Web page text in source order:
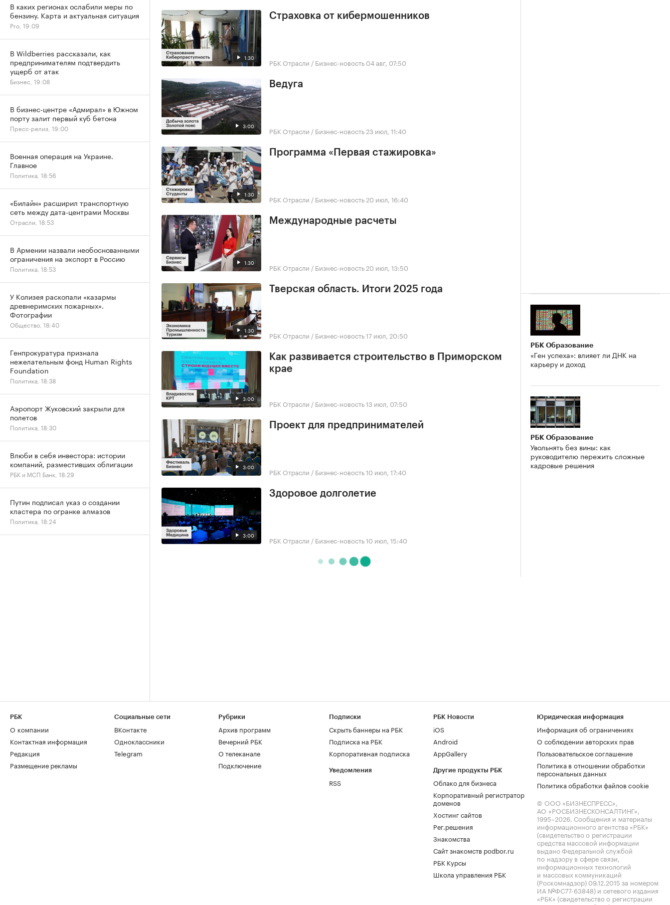
1:30
Страховка от кибермошенников
РБК Отрасли / Бизнес-новость 04 авг, 07:50
3:00
Ведуга
РБК Отрасли / Бизнес-новость 23 июл, 11:40
1:30
Программа «Первая стажировка»
РБК Отрасли / Бизнес-новость 20 июл, 16:40
1:30
Международные расчеты
РБК Отрасли / Бизнес-новость 20 июл, 13:50
1:30
Тверская область. Итоги 2025 года
РБК Отрасли / Бизнес-новость17 июл, 20:50
3:00
Как развивается строительство в Приморском
крае
РБК Отрасли / Бизнес-новость13 июл, 07:50
3:00
Проект для предпринимателей
РБК Отрасли / Бизнес-новость10 июл, 17:40
3:00
Здоровое долголетие
РБК Отрасли / Бизнес-новость10 июл, 15:40
РБК Образование
«Ген успеха»: влияет ли ДНК на
карьеру и доход
РБК Образование
Увольнять без вины: как
руководителю пережить сложные
кадровые решения
В каких регионах ослабили меры по
бензину. Карта и актуальная ситуация
Pro, 19:09
В Wildberries рассказали, как
предпринимателям подтвердить
ущерб от атак
Бизнес, 19:08
В бизнес-центре «Адмирал» в Южном
порту залит первый куб бетона
Пресс-релиз, 19:00
Военная операция на Украине.
Главное
Политика, 18:56
«Билайн» расширил транспортную
сеть между дата-центрами Москвы
Отрасли, 18:53
В Армении назвали необоснованными
ограничения на экспорт в Россию
Политика, 18:53
У Колизея раскопали «казармы
древнеримских пожарных».
Фотографии
Общество, 18:40
Генпрокуратура признала
нежелательным фонд Human Rights
Foundation
Политика, 18:38
Аэропорт Жуковский закрыли для
полетов
Политика, 18:30
Влюби в себя инвестора: истории
компаний, разместивших облигации
РБК и МСП Банк, 18:29
Путин подписал указ о создании
кластера по огранке алмазов
Политика, 18:24
РБК
О компании
Контактная информация
Редакция
Размещение рекламы
Социальные сети
ВКонтакте
Одноклассники
Telegram
Рубрики
Архив программ
Вечерний РБК
О телеканале
Подключение
Подписки
Скрыть баннеры на РБК
Подписка на РБК
Корпоративная подписка
Уведомления
RSS
РБК Новости
iOS
Android
AppGallery
Другие продукты РБК
Облако для бизнеса
Корпоративный регистратор
доменов
Хостинг сайтов
Рег.решения
Знакомства
Сайт знакомств podbor.ru
РБК Курсы
Школа управления РБК
Юридическая информация
Информация об ограничениях
О соблюдении авторских прав
Пользовательское соглашение
Политика в отношении обработки
персональных данных
Политика обработки файлов cookie
© ООО «БИЗНЕСПРЕСС»,
АО «РОСБИЗНЕСКОНСАЛТИНГ»,
1995–2026. Сообщения и материалы
информационного агентства «РБК»
(свидетельство о регистрации
средства массовой информации
выдано Федеральной службой
по надзору в сфере связи,
информационных технологий
и массовых коммуникаций
(Роскомнадзор) 09.12.2015 за номером
ИА №ФС77-63848) и сетевого издания
«РБК» (свидетельство о регистрации